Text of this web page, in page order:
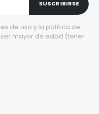
SUSCRIBIRSE
de uso y la política de
mayor de edad (tener